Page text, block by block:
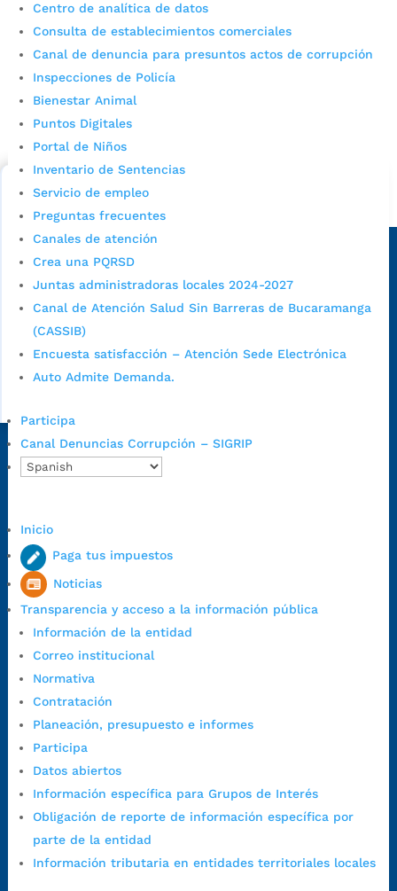
Centro de analítica de datos
Consulta de establecimientos comerciales
Canal de denuncia para presuntos actos de corrupción
Inspecciones de Policía
Bienestar Animal
Puntos Digitales
Portal de Niños
Inventario de Sentencias
Servicio de empleo
Preguntas frecuentes
Canales de atención
Crea una PQRSD
Juntas administradoras locales 2024-2027
Canal de Atención Salud Sin Barreras de Bucaramanga
(CASSIB)
Encuesta satisfacción – Atención Sede Electrónica
Auto Admite Demanda.
Participa
Canal Denuncias Corrupción – SIGRIP
Inicio
Paga tus impuestos
Noticias
Transparencia y acceso a la información pública
Información de la entidad
Correo institucional
Normativa
Contratación
Planeación, presupuesto e informes
Participa
Datos abiertos
Información específica para Grupos de Interés
Obligación de reporte de información específica por
parte de la entidad
Información tributaria en entidades territoriales locales
Cupos Escolares Bucaramanga 2022
Consulta aqui los pasos para inscribirse y solicitar un
cupo escolar en los colegios oficiales de
Bucaramanga.
Alcaldía de Bucaramanga
Sede principal
Dirección Fase I:Calle 35 # 10-43, Bucaramanga, Santander,
Colombia.
Colombia
Código Postal:
680006. Código Dane: 68001.
Horario de Atención:
1:00 p.m. a 5:30 p.m. / viernes jornada continua en el horario de
7:00 a.m. a 5:00 p.m., con 30 minutos de descanso al medio día.
Horario de Atención CAME (Central):
Lunes a jueves: 7:00 a.m. a 12:00 m y de 1:00 p.m. a 5:30 p.m.
Viernes: 7:00 a.m. a 5:00 p.m. en Jornada Continua con
30 minutos de descanso al medio día.
Horario de Atención CAME (Norte):
Dirección:Carrera 12 #16N-84 del barrio Kennedy.
Horario habitual de lunes a viernes en
a.m. a 3:00 p.m.
Teléfono Conmutador:+57 (607) 633 70 00
Líneagratuita:+57 (607) 652 55 55
Correo Institucional: contactenos@bucaramanga.gov.co